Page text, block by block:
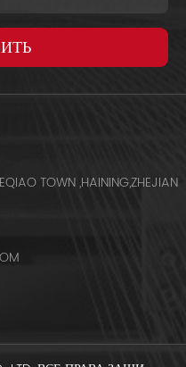
TOWN ,HAINING,ZHEJIAN